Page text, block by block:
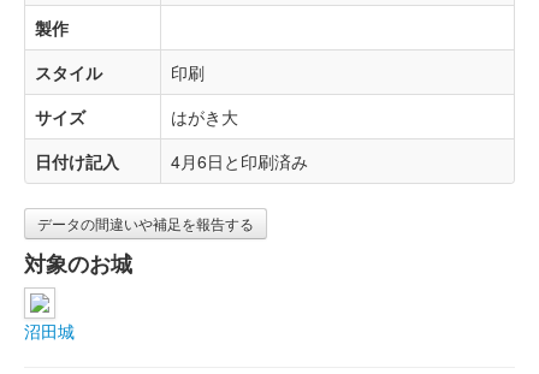
製作
スタイル
印刷
サイズ
はがき大
日付け記入
4月6日と印刷済み
データの間違いや補足を報告する
対象のお城
沼田城